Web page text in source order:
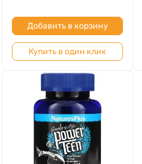
Добавить в корзину
Купить в один клик